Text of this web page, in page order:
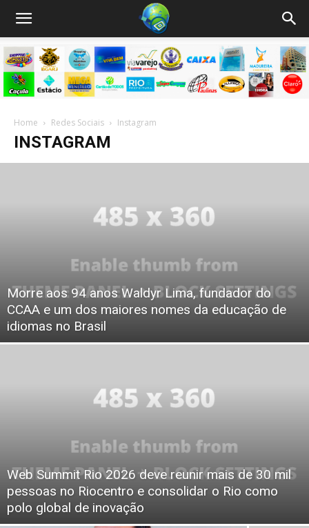
Home Redes Sociais Instagram
INSTAGRAM
Morre aos 94 anos Waldyr Lima, fundador do
CCAA e um dos maiores nomes da educação de
idiomas no Brasil
Web Summit Rio 2026 deve reunir mais de 30 mil
pessoas no Riocentro e consolidar o Rio como
polo global de inovação